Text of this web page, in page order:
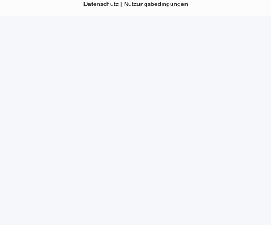
Datenschutz| Nutzungsbedingungen